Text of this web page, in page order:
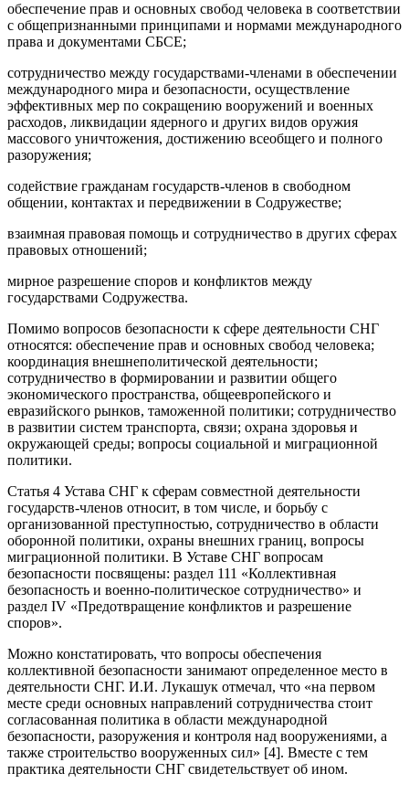
обеспечение прав и основных свобод человека в соответствии
с общепризнанными принципами и нормами международного
права и документами СБСЕ;
сотрудничество между государствами-членами в обеспечении
международного мира и безопасности, осуществление
эффективных мер по сокращению вооружений и военных
расходов, ликвидации ядерного и других видов оружия
массового уничтожения, достижению всеобщего и полного
разоружения;
содействие гражданам государств-членов в свободном
общении, контактах и передвижении в Содружестве;
взаимная правовая помощь и сотрудничество в других сферах
правовых отношений;
мирное разрешение споров и конфликтов между
государствами Содружества.
Помимо вопросов безопасности к сфере деятельности СНГ
относятся: обеспечение прав и основных свобод человека;
координация внешнеполитической деятельности;
сотрудничество в формировании и развитии общего
экономического пространства, общеевропейского и
евразийского рынков, таможенной политики; сотрудничество
в развитии систем транспорта, связи; охрана здоровья и
окружающей среды; вопросы социальной и миграционной
политики.
Статья 4 Устава СНГ к сферам совместной деятельности
государств-членов относит, в том числе, и борьбу с
организованной преступностью, сотрудничество в области
оборонной политики, охраны внешних границ, вопросы
миграционной политики. В Уставе СНГ вопросам
безопасности посвящены: раздел 111 «Коллективная
безопасность и военно-политическое сотрудничество» и
раздел IV «Предотвращение конфликтов и разрешение
споров».
Можно констатировать, что вопросы обеспечения
коллективной безопасности занимают определенное место в
деятельности СНГ. И.И. Лукашук отмечал, что «на первом
месте среди основных направлений сотрудничества стоит
согласованная политика в области международной
безопасности, разоружения и контроля над вооружениями, а
также строительство вооруженных сил» [4]. Вместе с тем
практика деятельности СНГ свидетельствует об ином.